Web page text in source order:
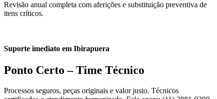
Revisão anual completa com aferições e substituição preventiva de
itens críticos.
Suporte imediato em Ibirapuera
Ponto Certo – Time Técnico
Processos seguros, peças originais e valor justo. Técnicos